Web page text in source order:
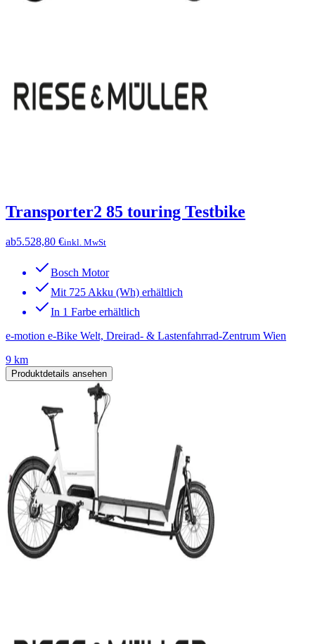
Transporter2 85 touring Testbike
ab5.528,80 €inkl. MwSt
Bosch Motor
Mit 725 Akku (Wh) erhältlich
In 1 Farbe erhältlich
e-motion e-Bike Welt, Dreirad- & Lastenfahrrad-Zentrum Wien
9 km
Produktdetails ansehen